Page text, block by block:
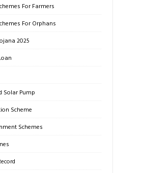
For Farmers
For Orphans
2025
Solar Pump
Scheme
Schemes